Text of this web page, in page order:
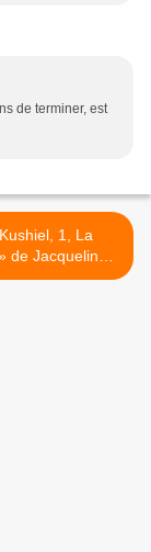
de terminer, est
1, La
de Jacqueline
Carey >